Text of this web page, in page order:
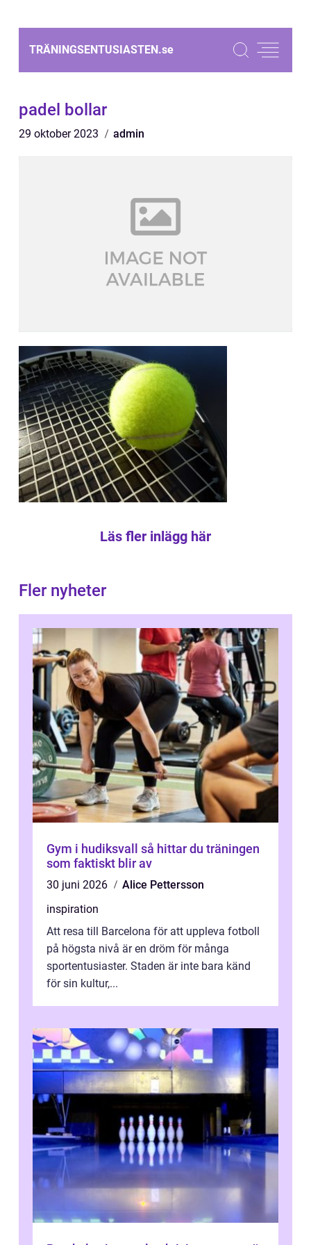
TRÄNINGSENTUSIASTEN.se
padel bollar
29 oktober 2023 admin
Läs fler inlägg här
Fler nyheter
Gym i hudiksvall så hittar du träningen
som faktiskt blir av
30 juni 2026
Alice Pettersson
inspiration
Att resa till Barcelona för att uppleva fotboll
på högsta nivå är en dröm för många
sportentusiaster. Staden är inte bara känd
för sin kultur,...